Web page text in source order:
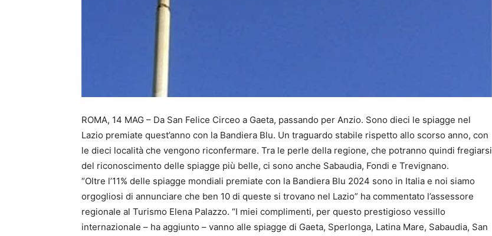
ROMA, 14 MAG – Da San Felice Circeo a Gaeta, passando per Anzio. Sono dieci le spiagge nel
Lazio premiate quest’anno con la Bandiera Blu. Un traguardo stabile rispetto allo scorso anno, con
le dieci località che vengono riconfermare. Tra le perle della regione, che potranno quindi fregiarsi
del riconoscimento delle spiagge più belle, ci sono anche Sabaudia, Fondi e Trevignano.
“Oltre l’11% delle spiagge mondiali premiate con la Bandiera Blu 2024 sono in Italia e noi siamo
orgogliosi di annunciare che ben 10 di queste si trovano nel Lazio” ha commentato l’assessore
regionale al Turismo Elena Palazzo. “I miei complimenti, per questo prestigioso vessillo
internazionale – ha aggiunto – vanno alle spiagge di Gaeta, Sperlonga, Latina Mare, Sabaudia, San